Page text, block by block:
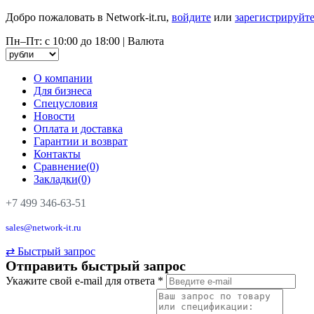
Добро пожаловать в Network-it.ru, войдите или
Пн–Пт: с 10:00 до 18:00 | Валюта
О компании
Для бизнеса
Спецусловия
Новости
Оплата и доставка
Гарантии и возврат
Контакты
Сравнение(0)
Закладки(0)
+7 499 346-63-51
sales@network-it.ru
⇄ Быстрый запрос
Отправить быстрый запрос
Укажите свой e-mail для ответа *